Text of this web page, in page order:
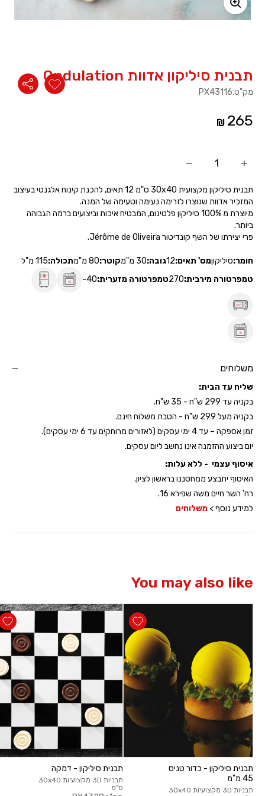
תבנית סיליקון אדוות Ondulation
תבנית סיליקון מקצועית 30x40 ס"מ 12 תאים, להכנת קינוח אלגנטי בעיצוב
המזכיר אדוות שנוצרו לזרימה נעימה וטעימה של המנה.
מיוצרת מ 100% סיליקון פלטינום, המבטיח איכות וביצועים ברמה הגבוהה
ביותר.
פרי יצירתו של השף קונדיטור Jérôme de Oliveira.
מק"ט:PX43116
חומר:סיליקוןמס' תאים:12גובה:30 מ"מ קוטר:80 מ"מ תכולה:115 מ"ל
טמפרטורה מירבית:270טמפרטורה מזערית:-40
מוצר
מוצר
265
משלוחים
שליח עד הבית:
בקניה עד 299 ש"ח - 35 ש"ח.
בקניה מעל 299 ש"ח - הטבת משלוח חינם.
זמן אספקה – עד 4 ימי עסקים (לאזורים מרוחקים עד 6 ימי עסקים).
יום ביצוע ההזמנה אינו נחשב ליום עסקים.
איסוף עצמי - ללא עלות:
האיסוף יתבצע ממחסננו בראשון לציון.
רח' השר חיים משה שפירא 16.
למידע נוסף > משלוחים
You may also like
תבנית סיליקון - כדור טניס
45 מ"מ
תבניות 3D מקצועיות 30x40
תבנית סיליקון - דמקה
תבניות 3D מקצועיות 30x40
ס"מ